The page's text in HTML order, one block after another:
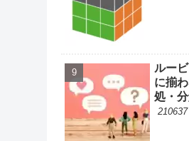
ルー
に揃
処・